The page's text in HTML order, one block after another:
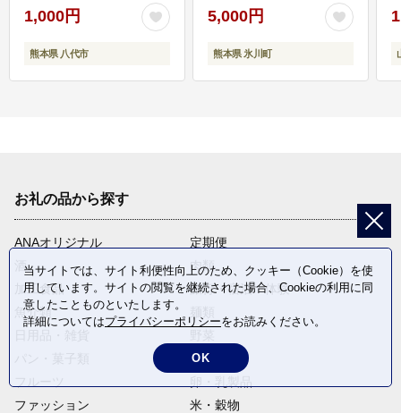
1,000円
熊本県 八代市
5,000円
熊本県 氷川町
お礼の品から探す
ANAオリジナル
定期便
酒
肉類
加工食品
旅行・宿泊・体験
魚介類
電化製品
ファッション
米・穀物
当サイトでは、サイト利便性向上のため、クッキー（Cookie）を使
用しています。サイトの閲覧を継続された場合、Cookieの利用に同
意したことものといたします。
詳細についてはプライバシーポリシーをお読みください。
OK